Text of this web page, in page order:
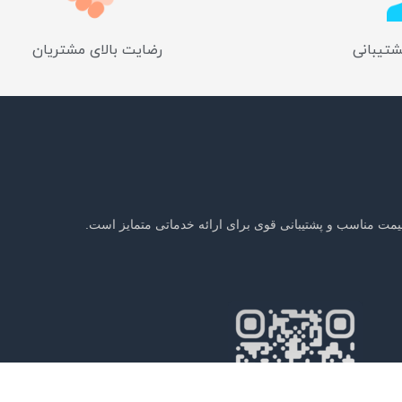
رضایت بالای مشتریان
مناسب و پشتیبانی قوی برای ارائه خدماتی متمایز است.